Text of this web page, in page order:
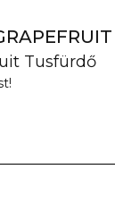
Tusfürdő